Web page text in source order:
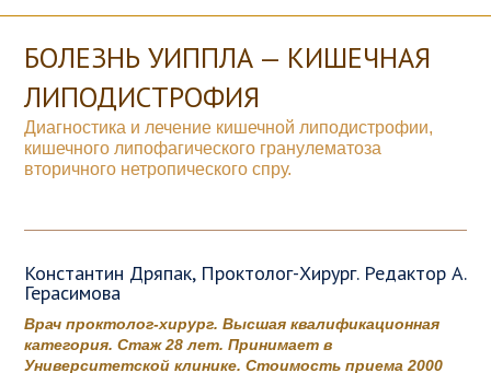
БОЛЕЗНЬ УИППЛА — КИШЕЧНАЯ
ЛИПОДИСТРОФИЯ
Диагностика и лечение кишечной липодистрофии,
кишечного липофагического гранулематоза
вторичного нетропического спру.
Константин Дряпак, Проктолог-Хирург. Редактор А.
Герасимова
Врач проктолог-хирург. Высшая квалификационная
категория. Стаж 28 лет. Принимает в
Университетской клинике. Стоимость приема 2000